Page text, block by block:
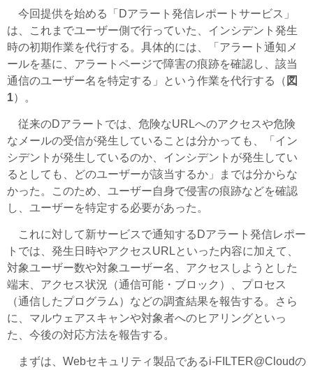
今回提供を始める「Dアラート発信レポートサービス」
は、これまでユーザー側で行っていた、インシデント発生
時の初期作業を代行する。具体的には、「アラート通知メ
ールを基に、アラートページで障害の痕跡を確認し、該当
通信のユーザー名を特定する」という作業を代行する（ 図
1）。
従来のDアラートでは、危険なURLへのアクセスや危険
なメールの受信が発生していることは分かっても、「イン
シデントが発生しているのか、インシデントが発生してい
るとしても、どのユーザーが該当するか」までは分からな
かった。このため、ユーザー自身で侵害の痕跡などを確認
し、ユーザーを特定する必要があった。
これに対して新サービスで通知するDアラート発信レポー
トでは、発生日時やアクセスURLといった内容に加えて、
対象ユーザー数や対象ユーザー名、アクセスしようとした
端末、アクセス状況（通信可能・ブロック）、プロセス
（通信したプログラム）などの調査結果を報告する。さら
に、マルウェアスキャンや対象者へのヒアリングといっ
た、今後の対応方法を報告する。
まずは、Webセキュリティ製品であるi-FILTER@Cloudの